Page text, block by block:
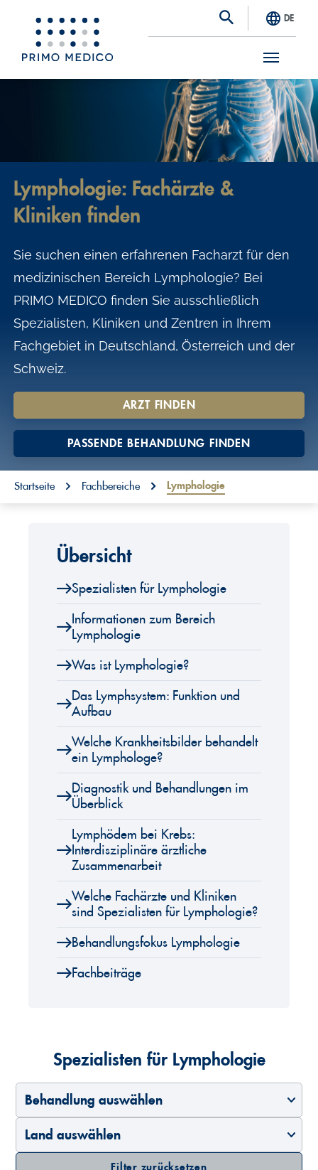
S
DE
Lymphologie: Fachärzte &
Kliniken finden
Sie suchen einen erfahrenen Facharzt für den
medizinischen Bereich Lymphologie? Bei
PRIMO MEDICO finden Sie ausschließlich
Spezialisten, Kliniken und Zentren in Ihrem
Fachgebiet in Deutschland, Österreich und der
Schweiz.
ARZT FINDEN
PASSENDE BEHANDLUNG FINDEN
You are here:
Startseite Fachbereiche Lymphologie
Übersicht
Spezialisten für Lymphologie
Informationen zum Bereich
Lymphologie
Was ist Lymphologie?
Das Lymphsystem: Funktion und
Aufbau
Welche Krankheitsbilder behandelt
ein Lymphologe?
Diagnostik und Behandlungen im
Überblick
Lymphödem bei Krebs:
Interdisziplinäre ärztliche
Zusammenarbeit
Welche Fachärzte und Kliniken
sind Spezialisten für Lymphologie?
Behandlungsfokus Lymphologie
Fachbeiträge
Spezialisten für Lymphologie
Behandlung auswählen
Land auswählen
Filter zurücksetzen